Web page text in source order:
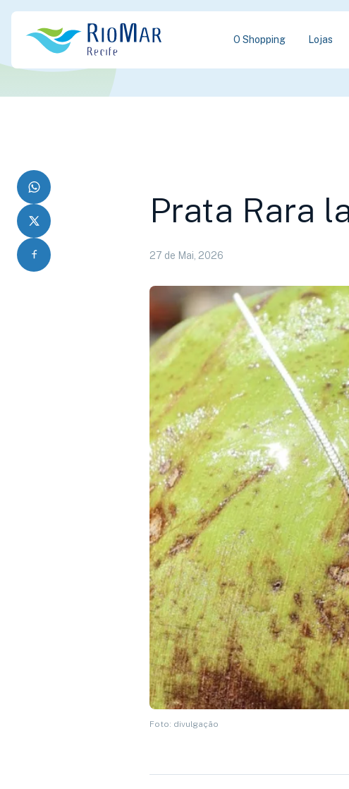
O Shopping Lojas
Prata Rara
27 de Mai, 2026
Foto: divulgação